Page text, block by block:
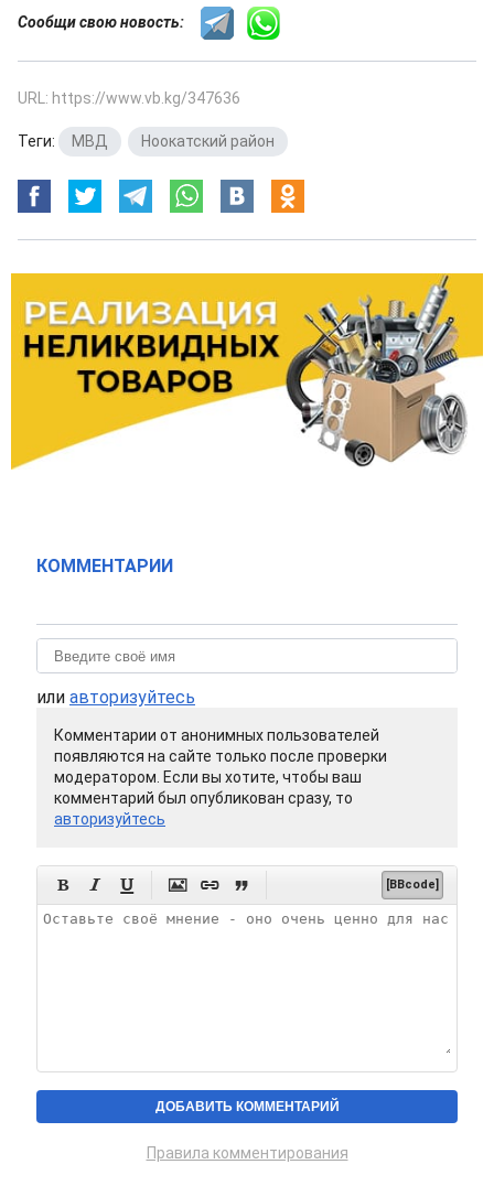
Сообщи свою новость:
URL: https://www.vb.kg/347636
Теги: МВД Ноокатский район
КОММЕНТАРИИ
или авторизуйтесь
Комментарии от анонимных пользователей
появляются на сайте только после проверки
модератором. Если вы хотите, чтобы ваш
комментарий был опубликован сразу, то
авторизуйтесь
      [BBcode]
Правила комментирования